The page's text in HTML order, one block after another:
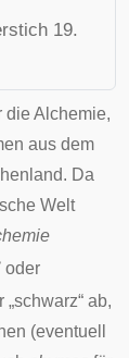
19.
die Alchemie,
aus dem
. Da
Welt
oder
„schwarz“ ab,
(eventuell